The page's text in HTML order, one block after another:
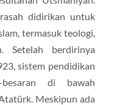
didirikan untuk
termasuk teologi,
Setelah berdirinya
sistem pendidikan
besaran di bawah
Meskipun ada